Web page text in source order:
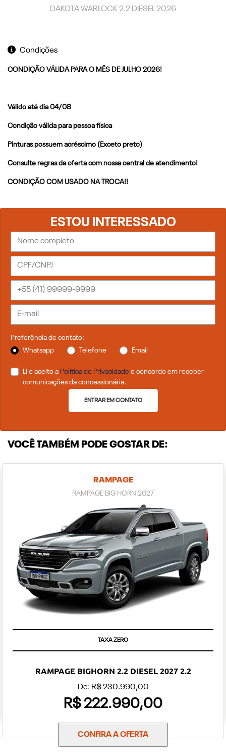
DAKOTA WARLOCK 2.2 DIESEL 2026
Condições
CONDIÇÃO VÁLIDA PARA O MÊS DE JULHO 2026!
Válido até dia 04/08
Condição válida para pessoa física
Pinturas possuem acréscimo (Exceto preto)
Consulte regras da oferta com nossa central de atendimento!
CONDIÇÃO COM USADO NA TROCA!!
ESTOU INTERESSADO
Preferência de contato:
Whatsapp
Telefone Email
Li e aceito a Política de Privacidade e concordo em receber
comunicações da concessionária.
ENTRAR EM CONTATO
VOCÊ TAMBÉM PODE GOSTAR DE:
RAMPAGE
RAMPAGE BIG HORN 2027
TAXA ZERO
RAMPAGE BIGHORN 2.2 DIESEL 2027 2.2
De: R$ 230.990,00
R$ 222.990,00
CONFIRA A OFERTA